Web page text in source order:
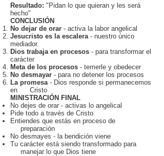
Resultado: "Pidan lo que quieran y les será
hecho"
CONCLUSIÓN
No dejar de orar - activa la labor angelical
Jesucristo es la escalera- nuestro único
mediador.
Dios trabaja en procesos - para transformar el
carácter
Meta de los procesos - temerle y obedecer
No desmayar - para no detener los procesos
La promesa- Dios responde si permanecemos
en Cristo
MINISTRACIÓN FINAL
No dejes de orar - activas lo angelical
Pide todo a través de Cristo
Entiendes que estás en proceso de
preparación
No desmayes - la bendición viene
Tu carácter está siendo transformado para
manejar lo que Dios tiene